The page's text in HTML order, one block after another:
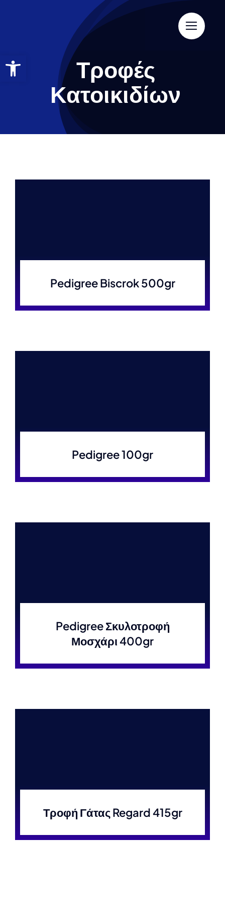
Τροφές
Κατοικιδίων
Pedigree Biscrok 500gr
Pedigree 100gr
Pedigree Σκυλοτροφή
Μοσχάρι 400gr
Τροφή Γάτας Regard 415gr